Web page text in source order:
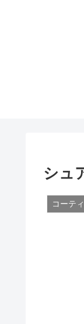
シュ
コーテ